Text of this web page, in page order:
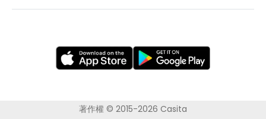
考文垂
莱斯特
纽卡斯尔
著作權 © 2015-2026 Casita